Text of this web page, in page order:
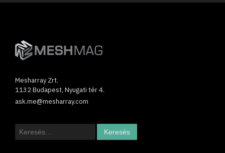
Mesharray Zrt.
1132 Budapest, Nyugati tér 4.
ask.me@mesharray.com
Keresés: